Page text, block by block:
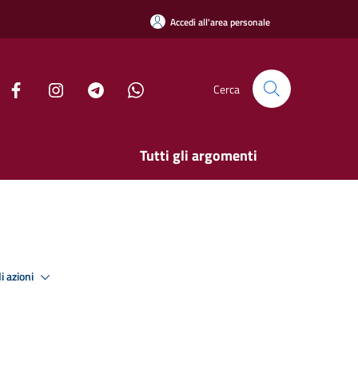
Accedi all'area personale
Cerca
Tutti gli argomenti
azioni